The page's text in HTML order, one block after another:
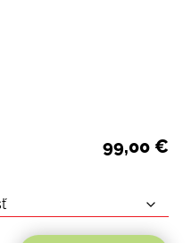
99,00 €